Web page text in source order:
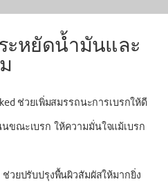
ะหยัดน้ำมันและ
ช่วยเพิ่มสมรรถนะการเบรกให้ดี
ขณะเบรก ให้ความมั่นใจแม้เบรก
วยปรับปรุงพื้นผิวสัมผัสให้มากยิ่ง